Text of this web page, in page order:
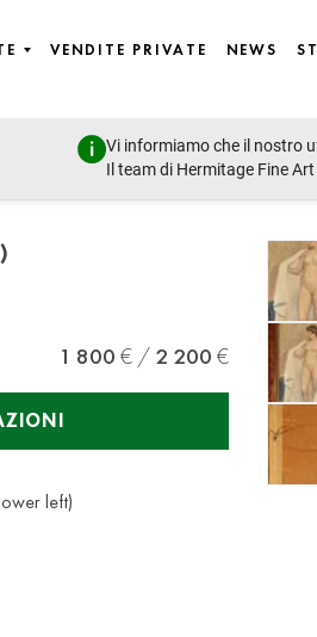
VENDITE PRIVATE NEWS
Vi informiamo che il nostro
Il team di Hermitage Fine
& Contemporary Art, East
1 800 2 200
left)